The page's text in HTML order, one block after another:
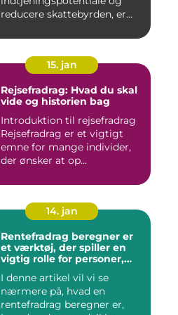
reducere skattebyrden, er
15. jan
Rejsefradrag: Hvad du skal
vide og historien bag
Introduktion til rejsefradrag
Rejsefradrag er et vigtigt
emne for mange individer,
der ønsker at op...
14. jan
Rentefradrag beregner er
et værktøj, der spiller en
vigtig rolle for personer,
optimere deres
skatteindberetning og få
mest muligt ud af de
I denne artikel vil vi se
nærmere på, hvad en
rentefradrag beregner er,